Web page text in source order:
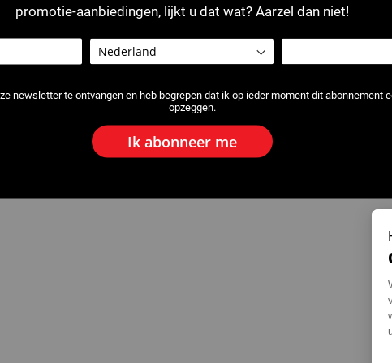
promotie-aanbiedingen, lijkt u dat wat? Aarzel dan niet!
newsletter te ontvangen en heb begrepen dat ik op ieder moment dit abonnement
opzeggen.
Ik abonneer me